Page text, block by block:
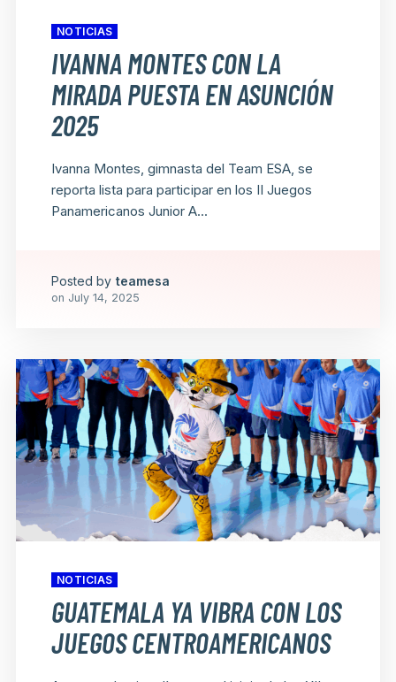
NOTICIAS
IVANNA MONTES CON LA
MIRADA PUESTA EN ASUNCIÓN
2025
Ivanna Montes, gimnasta del Team ESA, se
reporta lista para participar en los II Juegos
Panamericanos Junior A...
Posted by teamesa
on July 14, 2025
NOTICIAS
GUATEMALA YA VIBRA CON LOS
JUEGOS CENTROAMERICANOS